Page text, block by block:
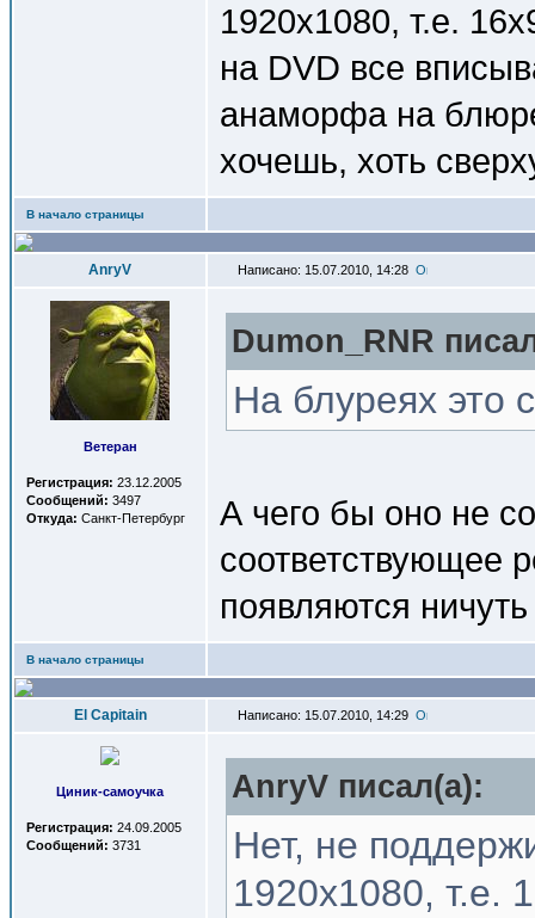
1920х1080, т.е.
на DVD все
анаморфа на
хочешь, хоть
В начало страницы
AnryV Написано: 15.07.2010, 14:28
Ветеран
Регистрация: 23.12.2005
Сообщений: 3497
Откуда: Санкт-Петербург
Dumon_RNR
На блуреях это
А чего бы оно не
соответствующее
появляются
В начало страницы
El Capitain Написано: 15.07.2010, 14:29
Циник-самоучка
Регистрация: 24.09.2005
Сообщений: 3731
AnryV писал(a):
Нет, не
1920х1080, т.е.